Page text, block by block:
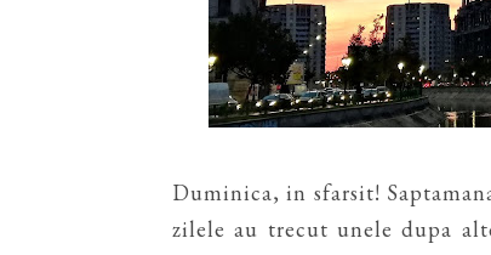
Duminica, in sfarsit!
zilele au trecut unele dupa